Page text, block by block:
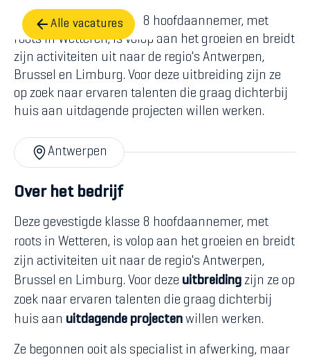
Alle vacatures
Deze gevestigde klasse 8 hoofdaannemer, met
roots in Wetteren, is volop aan het groeien en breidt
zijn activiteiten uit naar de regio's Antwerpen,
Brussel en Limburg. Voor deze uitbreiding zijn ze
op zoek naar ervaren talenten die graag dichterbij
huis aan uitdagende projecten willen werken.
Antwerpen
Over het bedrijf
Deze gevestigde klasse 8 hoofdaannemer, met
roots in Wetteren, is volop aan het groeien en breidt
zijn activiteiten uit naar de regio's Antwerpen,
Brussel en Limburg. Voor deze uitbreiding zijn ze op
zoek naar ervaren talenten die graag dichterbij
huis aan uitdagende projecten willen werken.
Ze begonnen ooit als specialist in afwerking, maar